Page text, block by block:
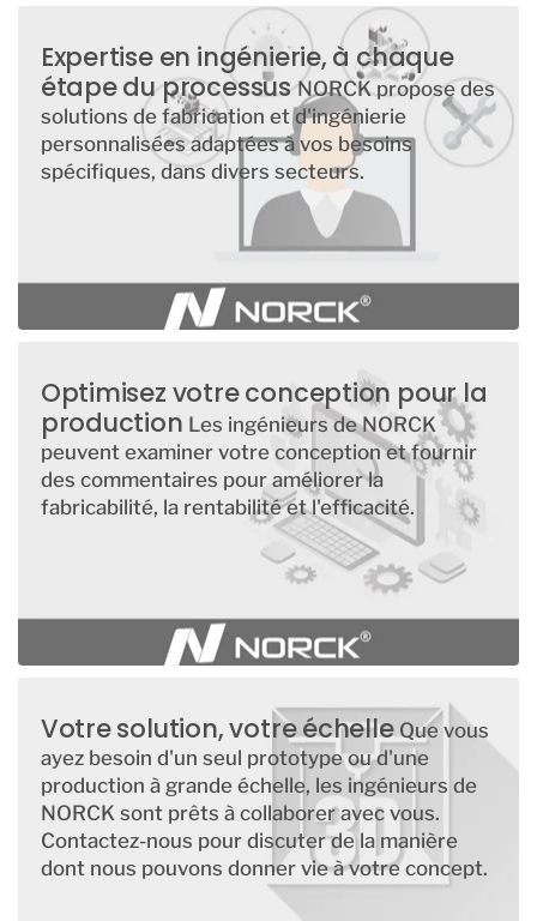
Expertise en ingénierie, à chaque
étape du processusNORCK propose des
solutions de fabrication et d'ingénierie
personnalisées adaptées à vos besoins
spécifiques, dans divers secteurs.
Optimisez votre conception pour la
production Les ingénieurs de NORCK
peuvent examiner votre conception et fournir
des commentaires pour améliorer la
fabricabilité, la rentabilité et l'efficacité.
Votre solution, votre échelleQue vous
ayez besoin d'un seul prototype ou d'une
production à grande échelle, les ingénieurs de
NORCK sont prêts à collaborer avec vous.
Contactez-nous pour discuter de la manière
dont nous pouvons donner vie à votre concept.